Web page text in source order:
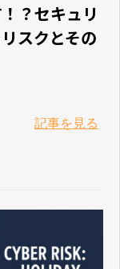
？セキュリ
スクとその
記事を見る